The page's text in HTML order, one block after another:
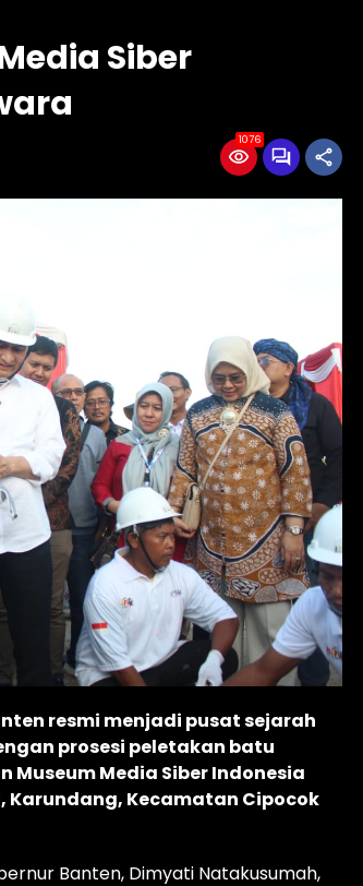
Siber
1076
resmi menjadi pusat sejarah
prosesi peletakan batu
Media Siber Indonesia
Karundang, Kecamatan Cipocok
Banten, Dimyati Natakusumah,